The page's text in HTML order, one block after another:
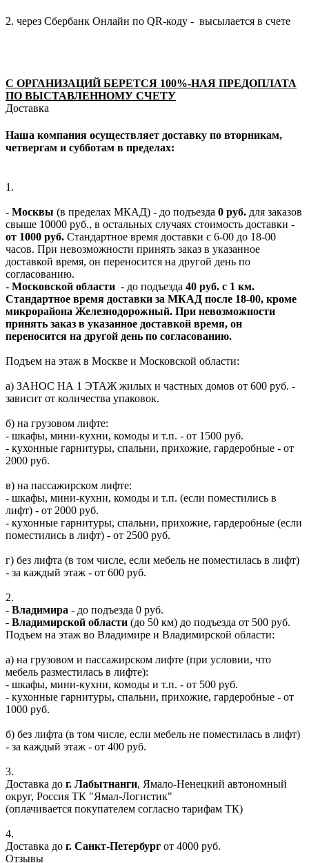
2. через Сбербанк Онлайн по QR-коду - высылается в счете
С ОРГАНИЗАЦИЙ БЕРЕТСЯ 100%-НАЯ ПРЕДОПЛАТА
ПО ВЫСТАВЛЕННОМУ СЧЕТУ
Доставка
Наша компания осуществляет доставку по вторникам,
четвергам и субботам в пределах:
1.
- Москвы (в пределах МКАД) - до подъезда 0 руб. для заказов
свыше 10000 руб., в остальных случаях стоимость доставки -
от 1000 руб. Стандартное время доставки с 6-00 до 18-00
часов. При невозможности принять заказ в указанное
доставкой время, он переносится на другой день по
согласованию.
- Московской области - до подъезда 40 руб. с 1 км.
Стандартное время доставки за МКАД после 18-00, кроме
микрорайона Железнодорожный. При невозможности
принять заказ в указанное доставкой время, он
переносится на другой день по согласованию.
Подъем на этаж в Москве и Московской области:
а) ЗАНОС НА 1 ЭТАЖ жилых и частных домов от 600 руб. -
зависит от количества упаковок.
б) на грузовом лифте:
- шкафы, мини-кухни, комоды и т.п. - от 1500 руб.
- кухонные гарнитуры, спальни, прихожие, гардеробные - от
2000 руб.
в) на пассажирском лифте:
- шкафы, мини-кухни, комоды и т.п. (если поместились в
лифт) - от 2000 руб.
- кухонные гарнитуры, спальни, прихожие, гардеробные (если
поместились в лифт) - от 2500 руб.
г) без лифта (в том числе, если мебель не поместилась в лифт)
- за каждый этаж - от 600 руб.
2.
- Владимира - до подъезда 0 руб.
- Владимирской области (до 50 км) до подъезда от 500 руб.
Подъем на этаж во Владимире и Владимирской области:
а) на грузовом и пассажирском лифте (при условии, что
мебель разместилась в лифте):
- шкафы, мини-кухни, комоды и т.п. - от 500 руб.
- кухонные гарнитуры, спальни, прихожие, гардеробные - от
1000 руб.
б) без лифта (в том числе, если мебель не поместилась в лифт)
- за каждый этаж - от 400 руб.
3.
Доставка до г. Лабытнанги, Ямало-Ненецкий автономный
округ, Россия ТК "Ямал-Логистик"
(оплачивается покупателем согласно тарифам ТК)
4.
Доставка до г. Санкт-Петербург от 4000 руб.
Отзывы